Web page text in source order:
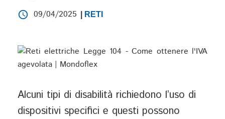
access_time 09/04/2025 RETI
Alcuni tipi di disabilità richiedono l’uso di
dispositivi specifici e questi possono